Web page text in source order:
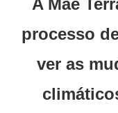
processo
ver as